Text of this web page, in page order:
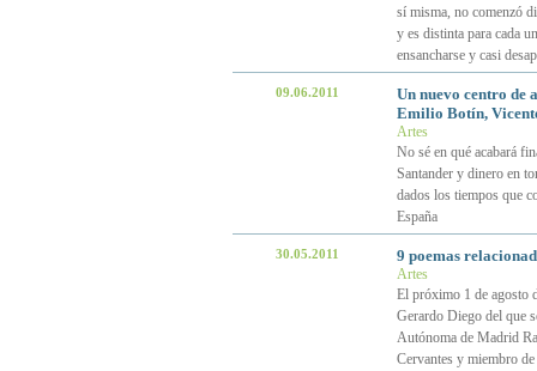
sí misma, no comenzó
y es distinta para cada
ensancharse y casi
09.06.2011
Un nuevo centro de
Emilio Botín,
Artes
No sé en qué acabará
Santander y dinero en
dados los tiempos que
España
30.05.2011 9 poemas
Artes
El próximo 1 de agosto
Gerardo Diego del que
Autónoma de Madrid
Cervantes y miembro